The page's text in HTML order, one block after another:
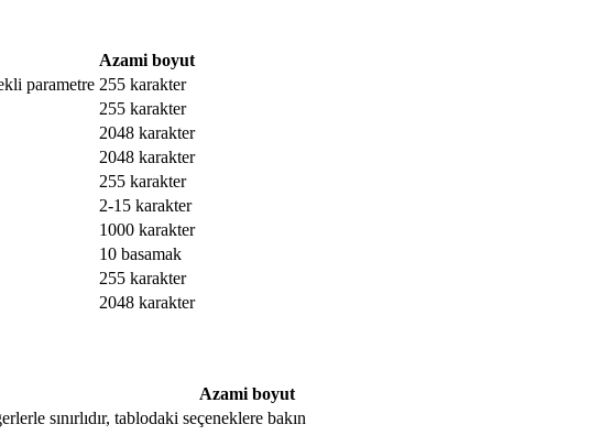
Azami boyut
parametre 255 karakter
255 karakter
2048 karakter
2048 karakter
255 karakter
2-15 karakter
1000 karakter
10 basamak
255 karakter
2048 karakter
Azami boyut
sınırlıdır, tablodaki seçeneklere bakın